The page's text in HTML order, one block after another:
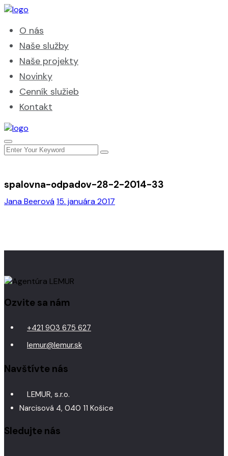
O nás
Naše služby
Naše projekty
Novinky
Cenník služieb
Kontakt
Jana Beerová15. januára 2017
spalovna-odpadov-28-2-2014-33
Ozvite sa nám
+421 903 675 627
lemur@lemur.sk
Navštívte nás
LEMUR, s.r.o.
Narcisová 4, 040 11 Košice
Sledujte nás